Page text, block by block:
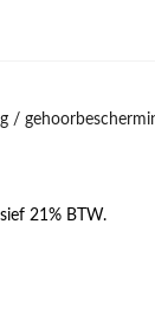
/
21% BTW.